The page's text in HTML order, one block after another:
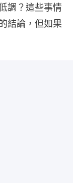
調？這些事情
結論，但如果